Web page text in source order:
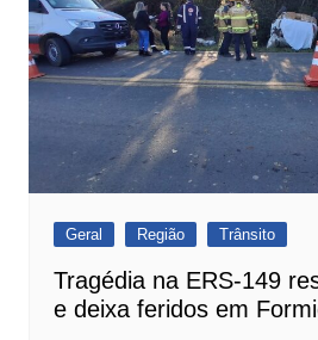
Geral Região Trânsito
Tragédia na ERS-149
e deixa feridos em